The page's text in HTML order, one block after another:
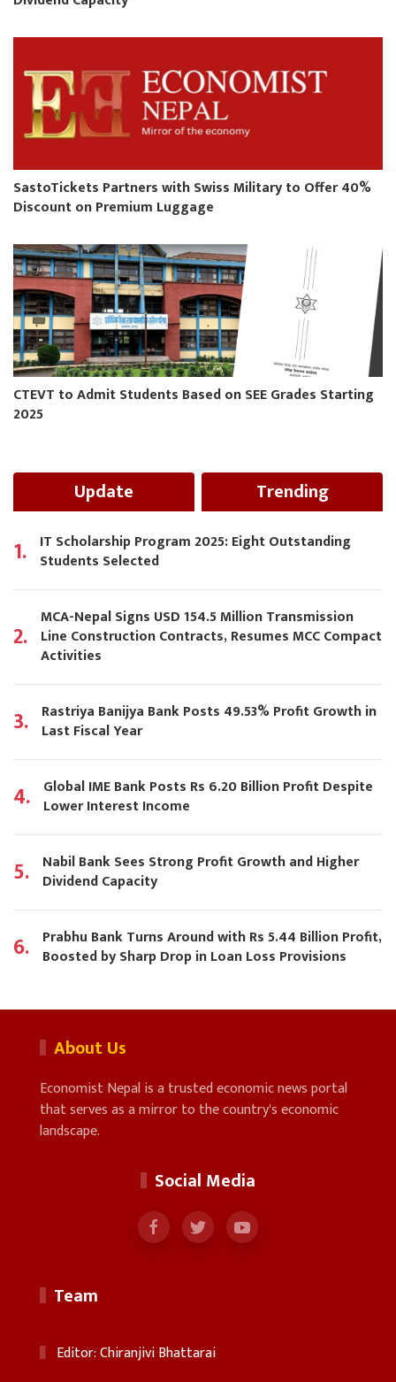
SastoTickets Partners with Swiss Military to Offer 40%
Discount on Premium Luggage
CTEVT to Admit Students Based on SEE Grades Starting
2025
Update Trending
1. IT Scholarship Program 2025: Eight Outstanding
Students Selected
2.
MCA-Nepal Signs USD 154.5 Million Transmission
Line Construction Contracts, Resumes MCC Compact
Activities
3. Rastriya Banijya Bank Posts 49.53% Profit Growth in
Last Fiscal Year
4. Global IME Bank Posts Rs 6.20 Billion Profit Despite
Lower Interest Income
5. Nabil Bank Sees Strong Profit Growth and Higher
Dividend Capacity
6. Prabhu Bank Turns Around with Rs 5.44 Billion Profit,
Boosted by Sharp Drop in Loan Loss Provisions
About Us
Economist Nepal is a trusted economic news portal
that serves as a mirror to the country's economic
landscape.
Social Media
Team
Editor: Chiranjivi Bhattarai